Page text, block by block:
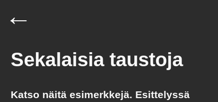
←
Sekalaisia taustoja
Katso näitä esimerkkejä. Esittelyssä